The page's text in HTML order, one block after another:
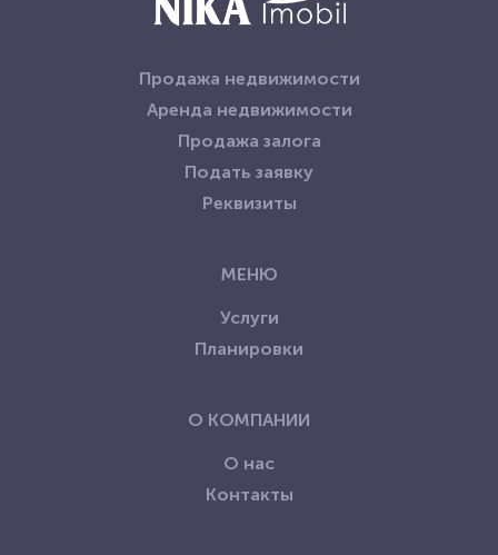
Продажа недвижимости
Аренда недвижимости
Продажа залога
Подать заявку
Реквизиты
МЕНЮ
Услуги
Планировки
О КОМПАНИИ
О нас
Контакты